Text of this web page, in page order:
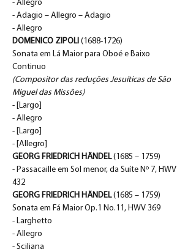
- Allegro
- Adagio – Allegro – Adagio
- Allegro
DOMENICO ZIPOLI (1688-1726)
Sonata em Lá Maior para Oboé e Baixo
Continuo
(Compositor das reduções Jesuíticas de São
Miguel das Missões)
- [Largo]
- Allegro
- [Largo]
- [Allegro]
GEORG FRIEDRICH HÄNDEL (1685 – 1759)
- Passacaille em Sol menor, da Suíte Nº 7, HWV
432
GEORG FRIEDRICH HÄNDEL (1685 – 1759)
Sonata em Fá Maior Op.1 No.11, HWV 369
- Larghetto
- Allegro
- Sciliana